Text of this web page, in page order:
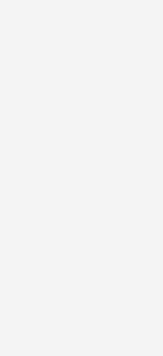
unter die
neuer Baugrößen
und über ihre
zu
beeinflussen. In
ob an
Prüflinge in
um die Qualität